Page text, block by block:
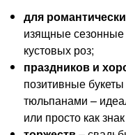
для
изящные сезонные
кустовых роз;
праздников и
позитивные
тюльпанами –
или просто как